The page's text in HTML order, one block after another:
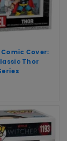
Cover:
Thor